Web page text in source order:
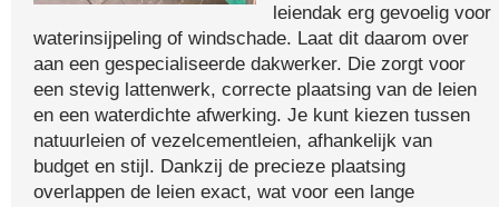
leiendak erg gevoelig voor
waterinsijpeling of windschade. Laat dit daarom over
aan een gespecialiseerde dakwerker. Die zorgt voor
een stevig lattenwerk, correcte plaatsing van de leien
en een waterdichte afwerking. Je kunt kiezen tussen
natuurleien of vezelcementleien, afhankelijk van
budget en stijl. Dankzij de precieze plaatsing
overlappen de leien exact, wat voor een lange